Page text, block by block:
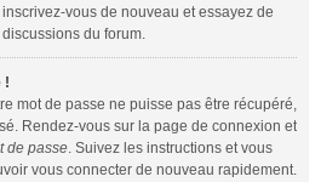
vous de nouveau et essayez de
du forum.
!
mot de passe ne puisse pas être récupéré,
Rendez-vous sur la page de connexion et
de passe. Suivez les instructions et vous
vous connecter de nouveau rapidement.